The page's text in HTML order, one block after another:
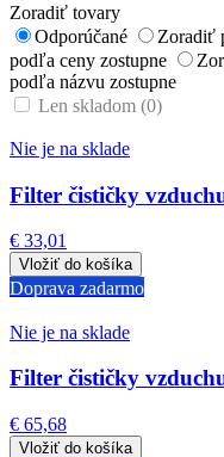
Zoradiť tovary
Odporúčané
Zoradiť
podľa ceny zostupne
podľa názvu zostupne
Len skladom (0)
Nie je na sklade
Filter čističky
€ 33,01
Doprava zadarmo
Nie je na sklade
Filter čističky
€ 65,68